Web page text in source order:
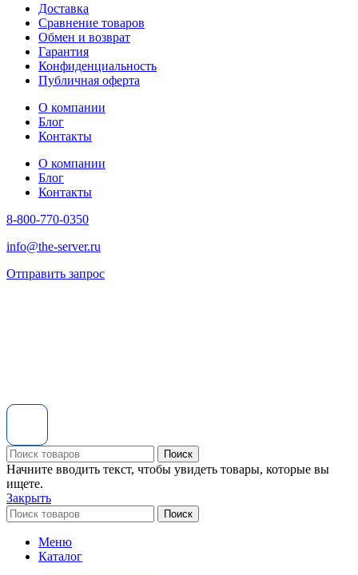
Доставка
Сравнение товаров
Обмен и возврат
Гарантия
Конфиденциальность
Публичная оферта
О компании
Блог
Контакты
О компании
Блог
Контакты
8-800-770-0350
info@the-server.ru
Отправить запрос
Поиск
Начните вводить текст, чтобы увидеть товары, которые вы
ищете.
Закрыть
Поиск
Меню
Каталог